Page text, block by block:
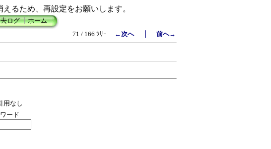
るため、再設定をお願いします。
ログ┃ホーム
71 / 166 ﾂﾘｰ
←次へ｜ 前へ→
用なし
ード